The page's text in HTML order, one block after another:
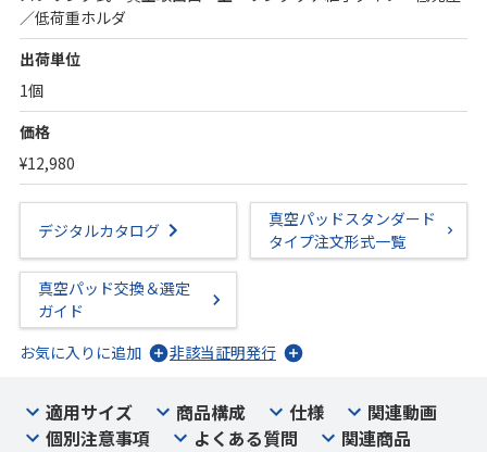
／低荷重ホルダ
出荷単位
1個
価格
¥12,980
デジタルカタログ
真空パッドスタンダード
タイプ注文形式一覧
真空パッド交換＆選定
ガイド
お気に入りに追加
非該当証明発行
適用サイズ 商品構成 仕様
関連動画
個別注意事項
よくある質問 関連商品